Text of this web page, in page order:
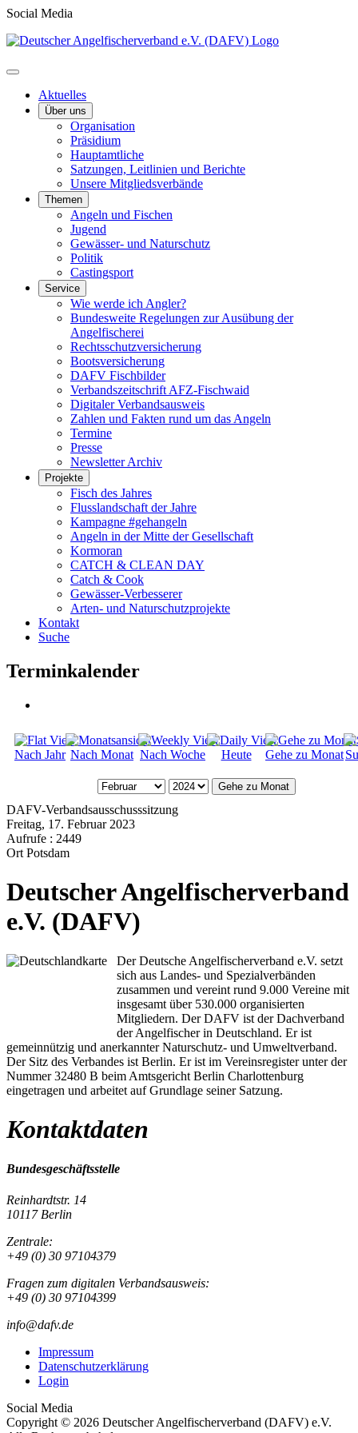
Social Media
Aktuelles
Über uns
Organisation
Präsidium
Hauptamtliche
Satzungen, Leitlinien und Berichte
Unsere Mitgliedsverbände
Themen
Angeln und Fischen
Jugend
Gewässer- und Naturschutz
Politik
Castingsport
Service
Wie werde ich Angler?
Bundesweite Regelungen zur Ausübung der
Angelfischerei
Rechtsschutzversicherung
Bootsversicherung
DAFV Fischbilder
Verbandszeitschrift AFZ-Fischwaid
Digitaler Verbandsausweis
Zahlen und Fakten rund um das Angeln
Termine
Presse
Newsletter Archiv
Projekte
Fisch des Jahres
Flusslandschaft der Jahre
Kampagne #gehangeln
Angeln in der Mitte der Gesellschaft
Kormoran
CATCH & CLEAN DAY
Catch & Cook
Gewässer-Verbesserer
Arten- und Naturschutzprojekte
Kontakt
Suche
Terminkalender
Nach Jahr Nach Monat Nach Woche Heute Gehe zu Monat
Gehe zu Monat
DAFV-Verbandsausschusssitzung
Freitag, 17. Februar 2023
Aufrufe : 2449
Ort Potsdam
Deutscher Angelfischerverband
e.V. (DAFV)
Der Deutsche Angelfischerverband e.V. setzt
sich aus Landes- und Spezialverbänden
zusammen und vereint rund 9.000 Vereine mit
insgesamt über 530.000 organisierten
Mitgliedern. Der DAFV ist der Dachverband
der Angelfischer in Deutschland. Er ist
gemeinnützig und anerkannter Naturschutz- und Umweltverband.
Der Sitz des Verbandes ist Berlin. Er ist im Vereinsregister unter der
Nummer 32480 B beim Amtsgericht Berlin Charlottenburg
eingetragen und arbeitet auf Grundlage seiner Satzung.
Kontaktdaten
Bundesgeschäftsstelle
Reinhardtstr. 14
10117 Berlin
Zentrale:
+49 (0) 30 97104379
Fragen zum digitalen Verbandsausweis:
+49 (0) 30 97104399
info@dafv.de
Impressum
Datenschutzerklärung
Login
Social Media
Copyright © 2026 Deutscher Angelfischerverband (DAFV) e.V.